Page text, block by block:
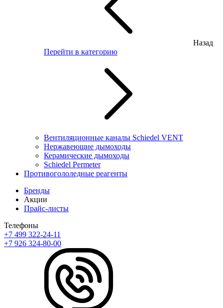
Назад
Перейти в категорию
Вентиляционные каналы Schiedel VENT
Нержавеющие дымоходы
Керамические дымоходы
Schiedel Permeter
Противогололедные реагенты
Бренды
Акции
Прайс-листы
Телефоны
+7 499 322-24-11
+7 926 324-80-00